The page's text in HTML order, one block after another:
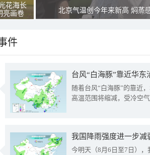
花海长
亮画卷
北京气温创今年来新高 焖蒸
件
台风“白海豚”靠近华
随着台风“白海豚”的靠近
高温范围将缩减，受冷空
今明天（8月6日至7日）